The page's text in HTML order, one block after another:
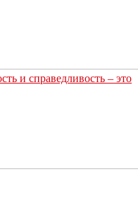
и справедливость – это